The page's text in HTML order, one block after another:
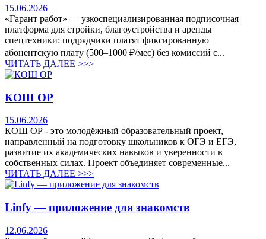
15.06.2026
«Гарант работ» — узкоспециализированная подписочная
платформа для стройки, благоустройства и аренды
спецтехники: подрядчики платят фиксированную
абонентскую плату (500–1000 ₽/мес) без комиссий с...
ЧИТАТЬ ДАЛЕЕ >>>
КОШ ОР
15.06.2026
КОШ ОР - это молодёжный образовательный проект,
направленный на подготовку школьников к ОГЭ и ЕГЭ,
развитие их академических навыков и уверенности в
собственных силах. Проект объединяет современные...
ЧИТАТЬ ДАЛЕЕ >>>
Linfy — приложение для знакомств
12.06.2026